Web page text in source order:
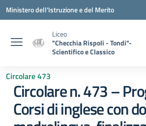
Vai ai contenuti
Vai al menu di navigazione
Vai al footer
Ministero dell'Istruzione e del Merito
Liceo
"Checchia Rispoli - Tondi"-
Scientifico e Classico
Circolare 473
Circolare n. 473 –
Corsi di inglese con